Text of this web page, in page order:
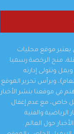
يعتبر موقع محليات
منح الرخصة رسميا
الإعلام في ( 18/6/2017 ) ويمل وتتولى إدارته
ويرأس تحرير الموقع
في موقعنا بنشر الأخبار
خاص، مع عدم إغفال
الرياضية والفنية
حول العالم .